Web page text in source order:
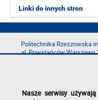
Linki do innych stron
Politechnika Rzeszowska
al. Powstańców Warszawy
e-mail:
Nasze serwisy